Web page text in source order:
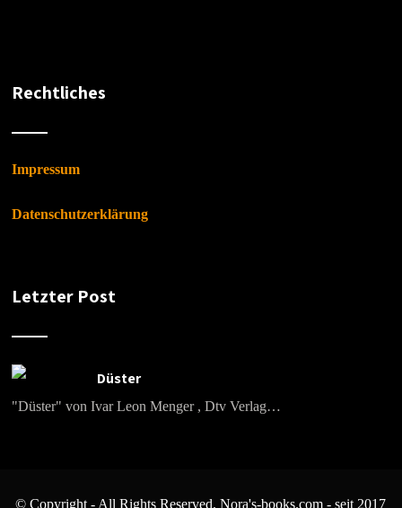
Rechtliches
Impressum
Datenschutzerklärung
Letzter Post
Düster
"Düster" von Ivar Leon Menger , Dtv Verlag…
© Copyright - All Rights Reserved. Nora's-books.com - seit 2017